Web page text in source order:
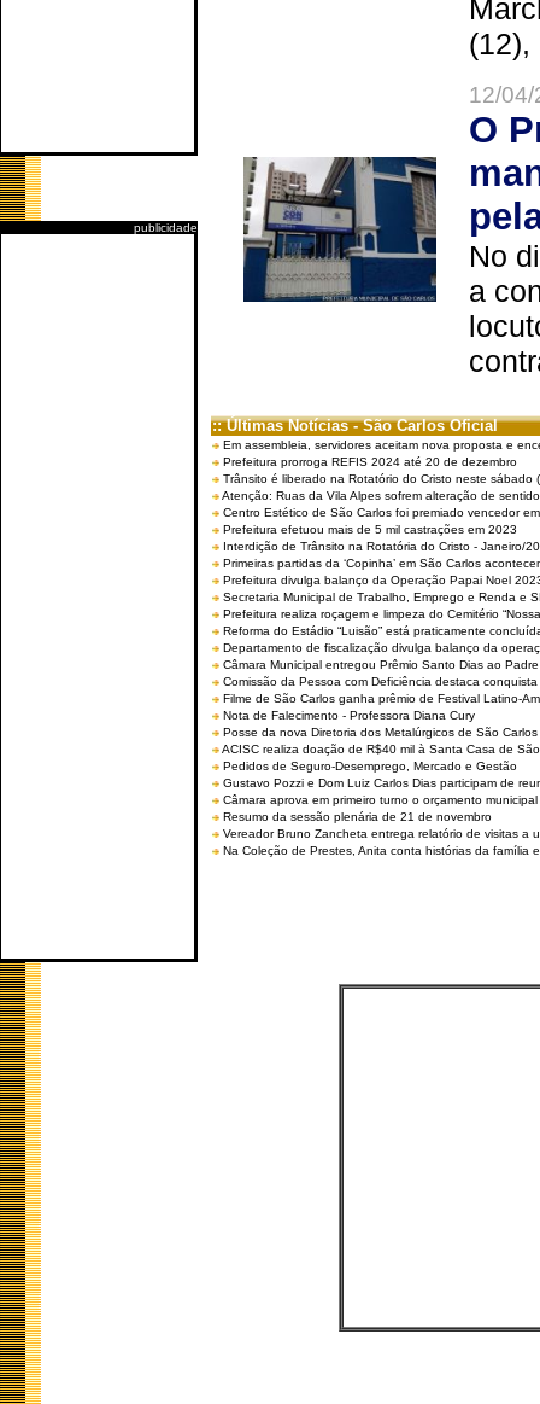
publicidade
(12),
12/
O
No
a
:: Últimas Notícias - São Carlos Oficial
Em assembleia, servidores aceitam nova proposta e
Prefeitura prorroga REFIS 2024 até 20 de dezembro
Trânsito é liberado na Rotatório do Cristo neste sábado
Atenção: Ruas da Vila Alpes sofrem alteração de
Centro Estético de São Carlos foi premiado vencedor
Prefeitura efetuou mais de 5 mil castrações em 2023
Interdição de Trânsito na Rotatória do Cristo - Janeiro/
Primeiras partidas da ‘Copinha’ em São Carlos
Prefeitura divulga balanço da Operação Papai Noel
Secretaria Municipal de Trabalho, Emprego e Renda e
Prefeitura realiza roçagem e limpeza do Cemitério
Reforma do Estádio “Luisão” está praticamente
Departamento de fiscalização divulga balanço da
Câmara Municipal entregou Prêmio Santo Dias ao
Comissão da Pessoa com Deficiência destaca
Filme de São Carlos ganha prêmio de Festival Latino-
Nota de Falecimento - Professora Diana Cury
Posse da nova Diretoria dos Metalúrgicos de São
ACISC realiza doação de R$40 mil à Santa Casa de
Pedidos de Seguro-Desemprego, Mercado e Gestão
Gustavo Pozzi e Dom Luiz Carlos Dias participam de
Câmara aprova em primeiro turno o orçamento
Resumo da sessão plenária de 21 de novembro
Vereador Bruno Zancheta entrega relatório de visitas a
Na Coleção de Prestes, Anita conta histórias da família